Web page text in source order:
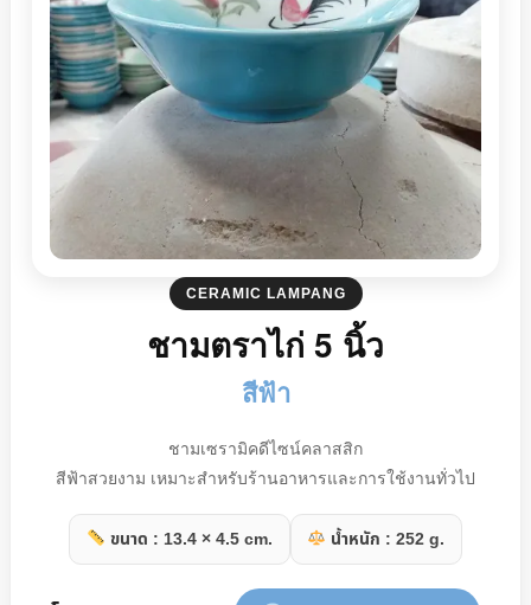
CERAMIC LAMPANG
ชามตราไก่ 5 นิ้ว
สีฟ้า
ชามเซรามิคดีไซน์คลาสสิก
สีฟ้าสวยงาม เหมาะสำหรับร้านอาหารและการใช้งานทั่วไป
ขนาด : 13.4 × 4.5 cm. น้ำหนัก : 252 g.